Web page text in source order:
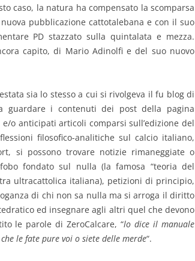
caso, la natura ha compensato la scomparsa
pubblicazione cattotalebana e con il suo
PD stazzato sulla quintalata e mezza.
capito, di Mario Adinolfi e del suo nuovo
sia lo stesso a cui si rivolgeva il fu blog di
guardare i contenuti dei post della pagina
o anticipati articoli comparsi sull’edizione del
filosofico-analitiche sul calcio italiano,
si possono trovare notizie rimaneggiate o
fondato sul nulla (la famosa “teoria del
ultracattolica italiana), petizioni di principio,
di chi non sa nulla ma si arroga il diritto
ed insegnare agli altri quel che devono
le parole di ZeroCalcare, “lo dice il manuale
le fate pure voi o siete delle merde“.